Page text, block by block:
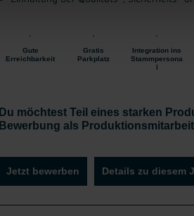
Gute
Erreichbarkeit
Gratis
Parkplatz
Integration ins
Stammpersona
l
Du möchtest Teil eines starken
Bewerbung als
Jetzt bewerben Details zu diesem